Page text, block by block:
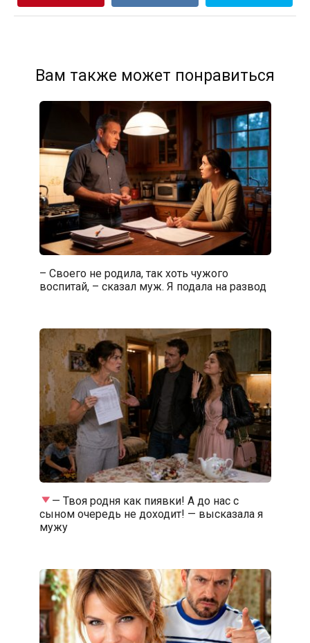
Вам также может понравиться
– Своего не родила, так хоть чужого
воспитай, – сказал муж. Я подала на развод
— Твоя родня как пиявки! А до нас с
сыном очередь не доходит! — высказала я
мужу